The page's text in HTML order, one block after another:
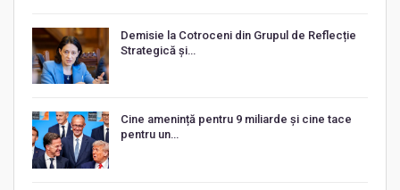
Demisie la Cotroceni din Grupul de Reflecție
Strategică și…
Cine amenință pentru 9 miliarde și cine tace
pentru un…